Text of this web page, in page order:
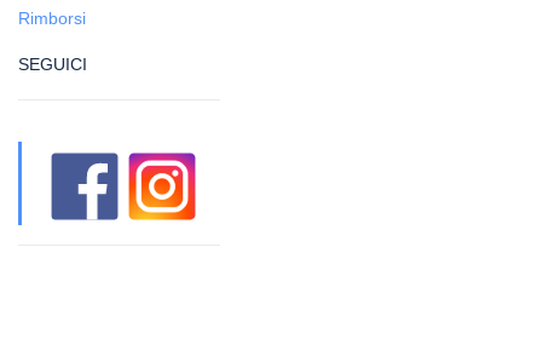
Rimborsi
SEGUICI